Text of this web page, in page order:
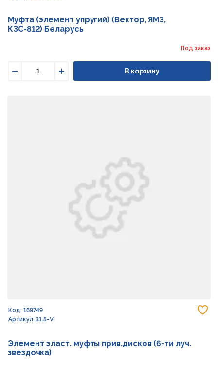
Муфта (элемент упругий) (Вектор, ЯМЗ,
КЗС-812) Беларусь
Под заказ
Увеличить
В корзину
Код: 169749
Артикул: 31.5-VI
Элемент эласт. муфты прив.дисков (6-ти луч.
звездочка)